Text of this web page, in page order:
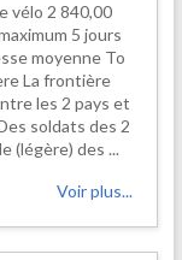
vélo 2 840,00
5 jours
moyenne To
La frontière
les 2 pays et
soldats des 2
(légère) des ...
Voir plus...